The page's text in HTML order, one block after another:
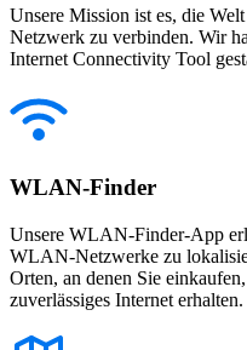
Unsere Mission ist es, die
Netzwerk zu verbinden. Wir
Internet Connectivity Tool
WLAN-Finder
Unsere WLAN-Finder-App
WLAN-Netzwerke zu
Orten, an denen Sie
zuverlässiges Internet erhalten.